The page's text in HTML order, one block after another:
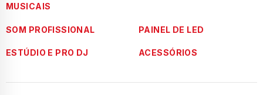
MUSICAIS
SOM PROFISSIONAL PAINEL DE LED
ESTÚDIO E PRO DJ ACESSÓRIOS